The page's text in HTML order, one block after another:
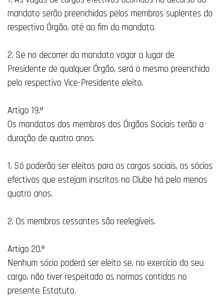
mandato serão preenchidas pelos membros suplentes do
respectivo Órgão, até ao fim do mandato.
2. Se no decorrer do mandato vagar o lugar de
Presidente de qualquer Órgão, será o mesmo preenchido
pelo respectivo Vice-Presidente eleito.
Artigo 19.º
Os mandatos dos membros dos Órgãos Sociais terão a
duração de quatro anos.
1. Só poderão ser eleitos para os cargos sociais, os sócios
efectivos que estejam inscritos no Clube há pelo menos
quatro anos.
2. Os membros cessantes são reelegíveis.
Artigo 20.º
Nenhum sócio poderá ser eleito se, no exercício do seu
cargo, não tiver respeitado as normas contidas no
presente Estatuto.